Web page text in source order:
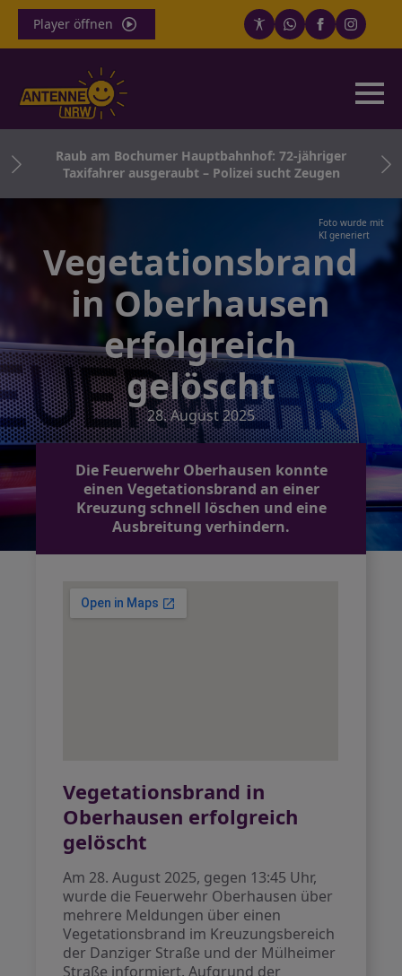
Player öffnen
–
Raub am Bochumer Hauptbahnhof: 72-jähriger
Taxifahrer ausgeraubt – Polizei sucht Zeugen
Foto wurde mit
KI generiert
Vegetationsbrand
in Oberhausen
erfolgreich
gelöscht
28. August 2025
Die Feuerwehr Oberhausen konnte
einen Vegetationsbrand an einer
Kreuzung schnell löschen und eine
Ausbreitung verhindern.
Vegetationsbrand in
Oberhausen erfolgreich
gelöscht
Am 28. August 2025, gegen 13:45 Uhr,
wurde die Feuerwehr Oberhausen über
mehrere Meldungen über einen
Vegetationsbrand im Kreuzungsbereich
der Danziger Straße und der Mülheimer
Straße informiert. Aufgrund der